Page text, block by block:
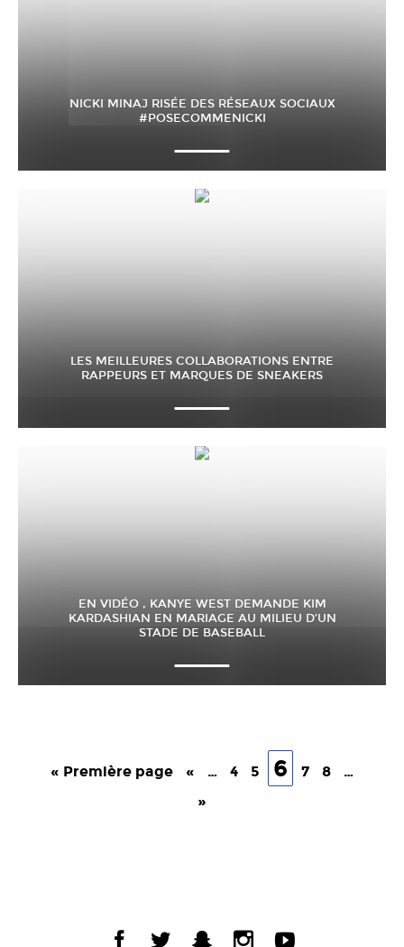
NICKI MINAJ RISÉE DES RÉSEAUX SOCIAUX
#POSECOMMENICKI
LES MEILLEURES COLLABORATIONS ENTRE
RAPPEURS ET MARQUES DE SNEAKERS
EN VIDÉO , KANYE WEST DEMANDE KIM
KARDASHIAN EN MARIAGE AU MILIEU D’UN
STADE DE BASEBALL
« Première page « … 4 5 6 7 8
…
»